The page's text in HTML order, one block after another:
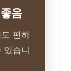
음
편하
있습니